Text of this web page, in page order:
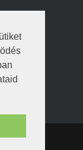
autót,
jogok